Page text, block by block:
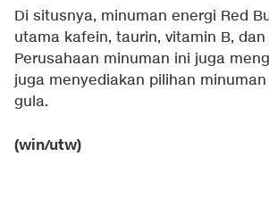
Di situsnya, minuman energi Red
utama kafein, taurin, vitamin B, dan
Perusahaan minuman ini juga
juga menyediakan pilihan
gula.
(win/utw)